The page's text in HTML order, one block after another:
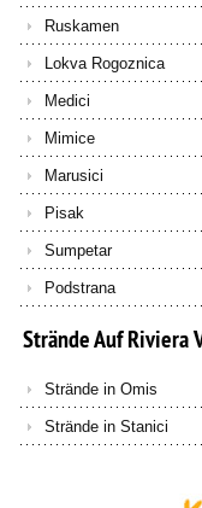
Ruskamen
Lokva Rogoznica
Medici
Mimice
Marusici
Pisak
Sumpetar
Podstrana
SträndeAufRiviera
Strände in Omis
Strände in Stanici